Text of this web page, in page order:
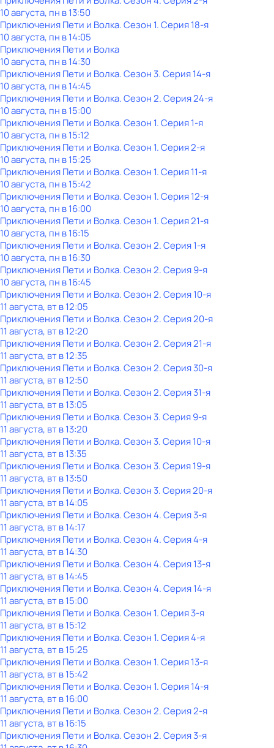
10 августа, пн в 13:50
Приключения Пети и Волка. Сезон 1. Серия 18-я
10 августа, пн в 14:05
Приключения Пети и Волка
10 августа, пн в 14:30
Приключения Пети и Волка. Сезон 3. Серия 14-я
10 августа, пн в 14:45
Приключения Пети и Волка. Сезон 2. Серия 24-я
10 августа, пн в 15:00
Приключения Пети и Волка. Сезон 1. Серия 1-я
10 августа, пн в 15:12
Приключения Пети и Волка. Сезон 1. Серия 2-я
10 августа, пн в 15:25
Приключения Пети и Волка. Сезон 1. Серия 11-я
10 августа, пн в 15:42
Приключения Пети и Волка. Сезон 1. Серия 12-я
10 августа, пн в 16:00
Приключения Пети и Волка. Сезон 1. Серия 21-я
10 августа, пн в 16:15
Приключения Пети и Волка. Сезон 2. Серия 1-я
10 августа, пн в 16:30
Приключения Пети и Волка. Сезон 2. Серия 9-я
10 августа, пн в 16:45
Приключения Пети и Волка. Сезон 2. Серия 10-я
11 августа, вт в 12:05
Приключения Пети и Волка. Сезон 2. Серия 20-я
11 августа, вт в 12:20
Приключения Пети и Волка. Сезон 2. Серия 21-я
11 августа, вт в 12:35
Приключения Пети и Волка. Сезон 2. Серия 30-я
11 августа, вт в 12:50
Приключения Пети и Волка. Сезон 2. Серия 31-я
11 августа, вт в 13:05
Приключения Пети и Волка. Сезон 3. Серия 9-я
11 августа, вт в 13:20
Приключения Пети и Волка. Сезон 3. Серия 10-я
11 августа, вт в 13:35
Приключения Пети и Волка. Сезон 3. Серия 19-я
11 августа, вт в 13:50
Приключения Пети и Волка. Сезон 3. Серия 20-я
11 августа, вт в 14:05
Приключения Пети и Волка. Сезон 4. Серия 3-я
11 августа, вт в 14:17
Приключения Пети и Волка. Сезон 4. Серия 4-я
11 августа, вт в 14:30
Приключения Пети и Волка. Сезон 4. Серия 13-я
11 августа, вт в 14:45
Приключения Пети и Волка. Сезон 4. Серия 14-я
11 августа, вт в 15:00
Приключения Пети и Волка. Сезон 1. Серия 3-я
11 августа, вт в 15:12
Приключения Пети и Волка. Сезон 1. Серия 4-я
11 августа, вт в 15:25
Приключения Пети и Волка. Сезон 1. Серия 13-я
11 августа, вт в 15:42
Приключения Пети и Волка. Сезон 1. Серия 14-я
11 августа, вт в 16:00
Приключения Пети и Волка. Сезон 2. Серия 2-я
11 августа, вт в 16:15
Приключения Пети и Волка. Сезон 2. Серия 3-я